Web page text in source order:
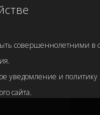
совершеннолетними в
уведомление и политику
сайта.